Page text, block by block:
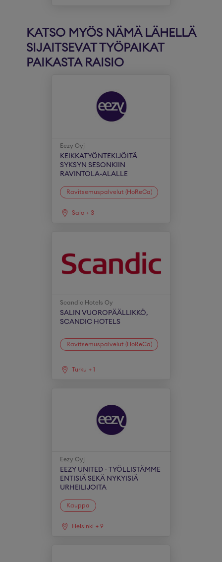
KATSO MYÖS NÄMÄ LÄHELLÄ
SIJAITSEVAT TYÖPAIKAT
PAIKASTA RAISIO
Eezy Oyj
KEIKKATYÖNTEKIJÖITÄ
SYKSYN SESONKIIN
RAVINTOLA-ALALLE
Ravitsemuspalvelut (HoReCa)
Salo + 3
Scandic Hotels Oy
SALIN VUOROPÄÄLLIKKÖ,
SCANDIC HOTELS
Ravitsemuspalvelut (HoReCa)
Turku + 1
Eezy Oyj
EEZY UNITED - TYÖLLISTÄMME
ENTISIÄ SEKÄ NYKYISIÄ
URHEILIJOITA
Kauppa
Helsinki + 9